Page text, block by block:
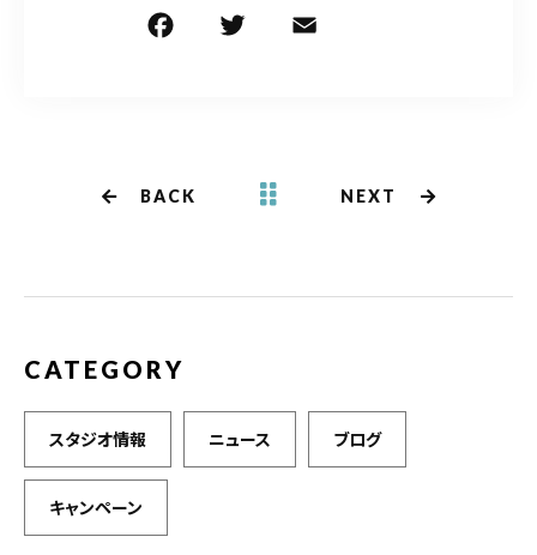
b
o
k
r
BACK NEXT
CATEGORY
スタジオ情報 ニュース ブログ
キャンペーン